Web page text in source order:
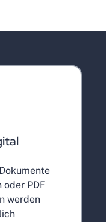
PDF
werden